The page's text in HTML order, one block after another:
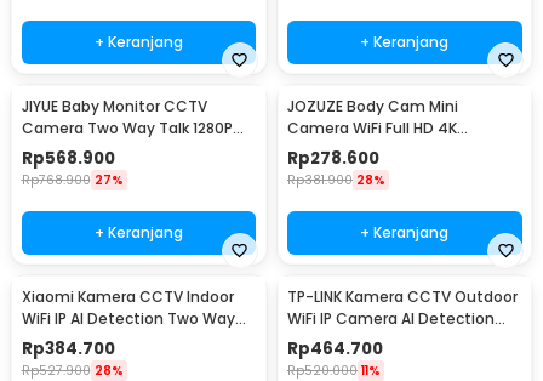
+ Keranjang + Keranjang
JIYUE Baby Monitor CCTV
Camera Two Way Talk 1280P
1500 mAh - ABM-900
Rp568.900
Rp768.900 27%
+ Keranjang
JOZUZE Body Cam Mini
Camera WiFi Full HD 4K
Rotating Lens 1000mAh - L11
Rp278.600
Rp381.900 28%
+ Keranjang
Xiaomi Kamera CCTV Indoor
WiFi IP AI Detection Two Way
Audio 3MP 2K - C300
Rp384.700
Rp527.900 28%
TP-LINK Kamera CCTV Outdoor
WiFi IP Camera AI Detection
IP65 4MP 1080P - Tapo C500
Rp464.700
Rp520.000 11%